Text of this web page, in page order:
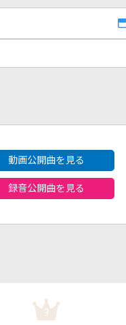
動画公開曲を見る
録音公開曲を見る
3